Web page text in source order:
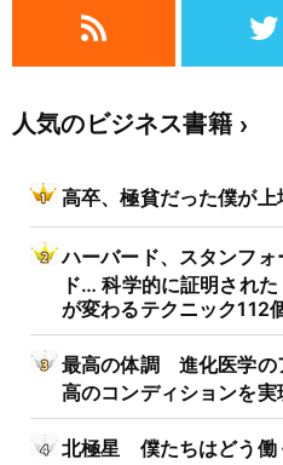
人気のビジネス書籍
高卒、極貧だった僕が
ハーバード、スタンフ
ド… 科学的に証明され
が変わるテクニック112
最高の体調 進化医学の
高のコンディションを実
北極星 僕たちはどう働